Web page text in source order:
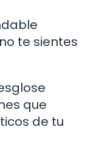
te sientes
que
de tu